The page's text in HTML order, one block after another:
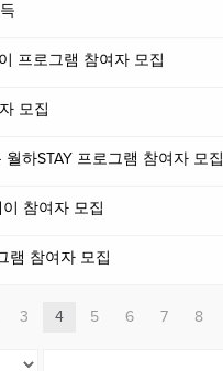
프로그램 참여자 모집
모집
하STAY 프로그램 참여자 모집
참여자 모집
램 참여자 모집
3 4 5 6 7 8